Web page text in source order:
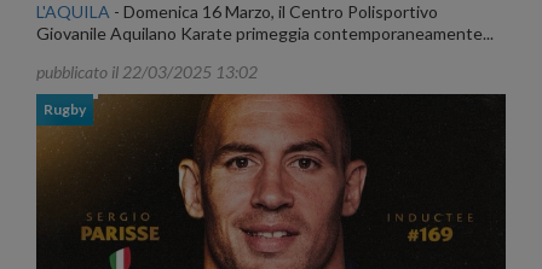
L'AQUILA - Domenica 16 Marzo, il Centro Polisportivo
Giovanile Aquilano Karate primeggia contemporaneamente...
pubblicato il 22/03/2025 13:02
Rugby